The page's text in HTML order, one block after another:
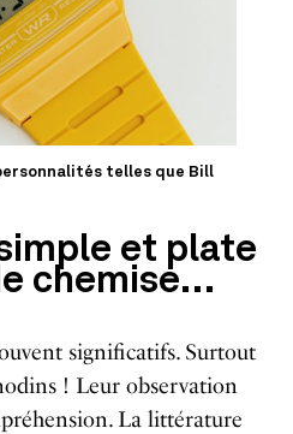
telles que Bill
et plate
chemise…
significatifs. Surtout
! Leur observation
La littérature